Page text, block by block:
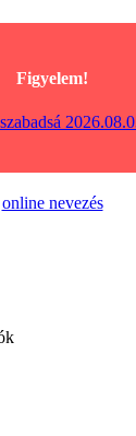
Figyelem!
online nevezés